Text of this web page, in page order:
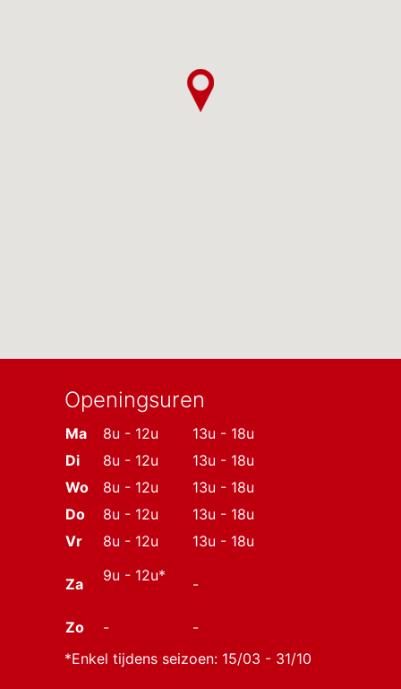
Openingsuren
Ma 8u - 12u
13u - 18u
Di
8u - 12u
13u - 18u
Wo
8u - 12u
13u - 18u
Do
8u - 12u
13u - 18u
Vr
8u - 12u 13u - 18u
Za 9u - 12u* -
Zo -
-
*Enkel tijdens seizoen: 15/03 - 31/10